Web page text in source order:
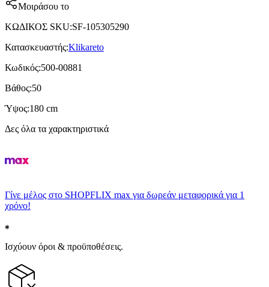
Μοιράσου το
ΚΩΔΙΚΟΣ SKU:SF-105305290
Κατασκευαστής:Klikareto
Κωδικός:500-00881
Βάθος:50
Ύψος:180 cm
Δες όλα τα χαρακτηριστικά
Γίνε μέλος στο SHOPFLIX max για δωρεάν μεταφορικά για 1
χρόνο!
Ισχύουν όροι & προϋποθέσεις.